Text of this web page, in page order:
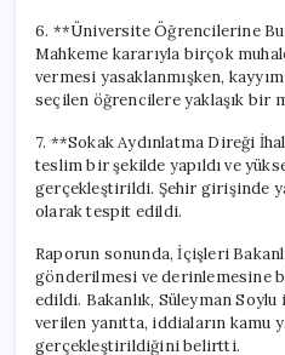
6. **Üniversite Öğrencilerine
Mahkeme kararıyla birçok
vermesi yasaklanmışken,
seçilen öğrencilere yaklaşık bir
7. **Sokak Aydınlatma Direği
teslim bir şekilde yapıldı ve
gerçekleştirildi. Şehir girişinde
olarak tespit edildi.
Raporun sonunda, İçişleri
gönderilmesi ve derinlemesine
edildi. Bakanlık, Süleyman Soylu
verilen yanıtta, iddiaların kamu
gerçekleştirildiğini belirtti.